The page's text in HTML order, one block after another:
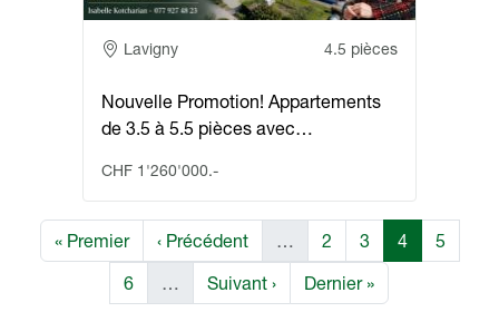
Adresse
Lavigny 4.5 pièces
Nouvelle Promotion! Appartements
de 3.5 à 5.5 pièces avec…
CHF 1'260'000.-
Pagination
Première page
« Premier Page précédente
‹ Précédent … Page
2 Page
3 Page
4 Page
5
Page
6 … Page suivante
Suivant › Dernière page
Dernier »